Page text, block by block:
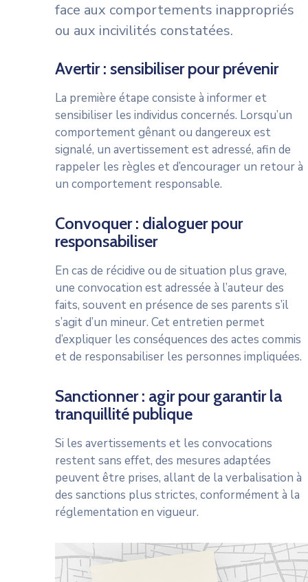
face aux comportements inappropriés
ou aux incivilités constatées.
Avertir : sensibiliser pour prévenir
La première étape consiste à informer et
sensibiliser les individus concernés. Lorsqu’un
comportement gênant ou dangereux est
signalé, un avertissement est adressé, afin de
rappeler les règles et d’encourager un retour à
un comportement responsable.
Convoquer : dialoguer pour
responsabiliser
En cas de récidive ou de situation plus grave,
une convocation est adressée à l’auteur des
faits, souvent en présence de ses parents s’il
s’agit d’un mineur. Cet entretien permet
d’expliquer les conséquences des actes commis
et de responsabiliser les personnes impliquées.
Sanctionner : agir pour garantir la
tranquillité publique
Si les avertissements et les convocations
restent sans effet, des mesures adaptées
peuvent être prises, allant de la verbalisation à
des sanctions plus strictes, conformément à la
réglementation en vigueur.